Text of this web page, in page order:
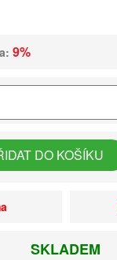
9%
DO KOŠÍKU
SKLADEM